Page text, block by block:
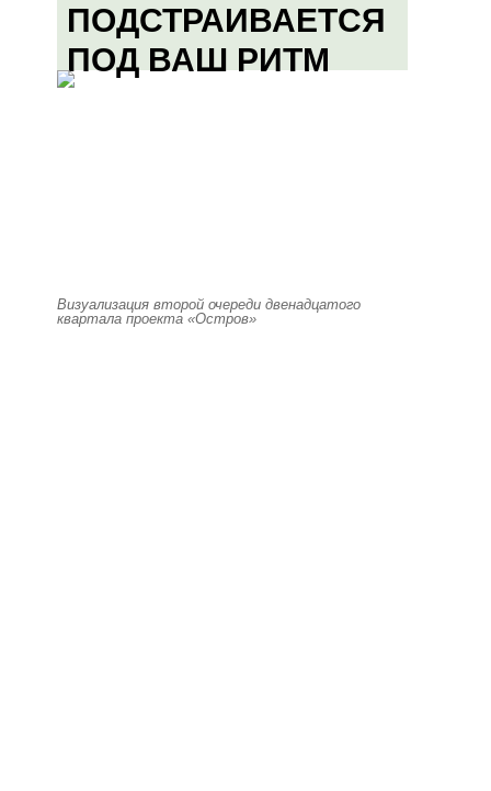
ПОДСТРАИВАЕТСЯ
ПОД ВАШ РИТМ
Визуализация второй очереди двенадцатого
квартала проекта «Остров»